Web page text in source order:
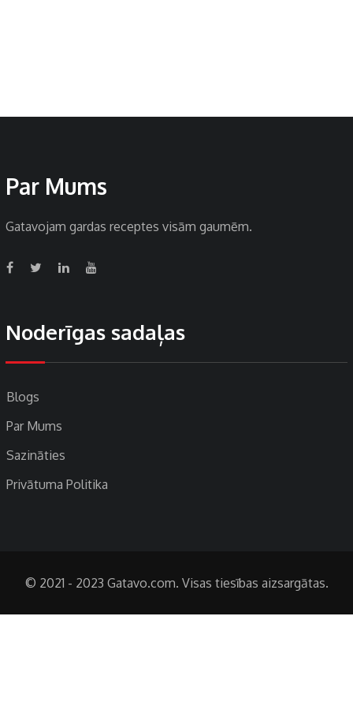
Par Mums
Gatavojam gardas receptes visām gaumēm.
Noderīgas sadaļas
Blogs
Par Mums
Sazināties
Privātuma Politika
© 2021 - 2023 Gatavo.com. Visas tiesības aizsargātas.